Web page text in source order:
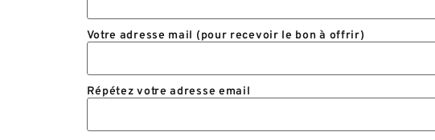
Votre adresse mail (pour recevoir le bon à offrir)
Répétez votre adresse email